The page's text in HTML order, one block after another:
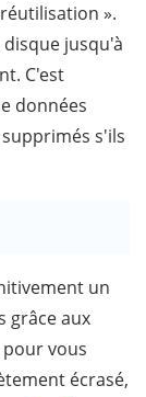
».
jusqu'à
C'est
données
s'ils
un
grâce aux
vous
écrasé,